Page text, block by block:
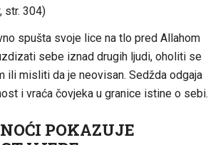
, str. 304)
spušta svoje lice na tlo pred Allahom
sebe iznad drugih ljudi, oholiti se
ili misliti da je neovisan. Sedžda odgaja
i vraća čovjeka u granice istine o sebi.
POKAZUJE